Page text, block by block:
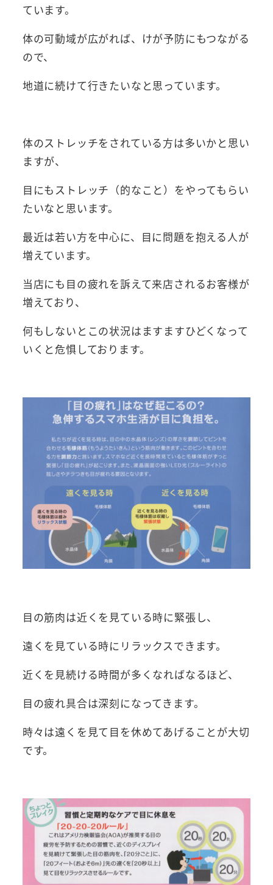
ています。
体の可動域が広がれば、けが予防にもつながる
ので、
地道に続けて行きたいなと思っています。
体のストレッチをされている方は多いかと思い
ますが、
目にもストレッチ（的なこと）をやってもらい
たいなと思います。
最近は若い方を中心に、目に問題を抱える人が
増えています。
当店にも目の疲れを訴えて来店されるお客様が
増えており、
何もしないとこの状況はますますひどくなって
いくと危惧しております。
目の筋肉は近くを見ている時に緊張し、
遠くを見ている時にリラックスできます。
近くを見続ける時間が多くなればなるほど、
目の疲れ具合は深刻になってきます。
時々は遠くを見て目を休めてあげることが大切
です。